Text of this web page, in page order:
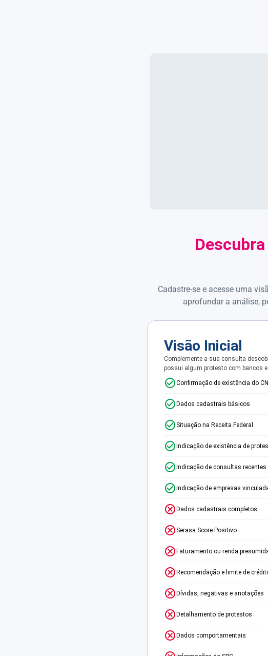
Descubra
Cadastre-se e acesse uma
aprofundar a análise,
Visão Inicial
Complemente a sua consulta
possui algum protesto com bancos
Confirmação de existência do
Dados cadastrais básicos
Situação na Receita Federal
Indicação de existência de
Indicação de consultas recentes
Indicação de empresas
Dados cadastrais completos
Serasa Score Positivo
Faturamento ou renda
Recomendação e limite de
Dívidas, negativas e anotações
Detalhamento de protestos
Dados comportamentais